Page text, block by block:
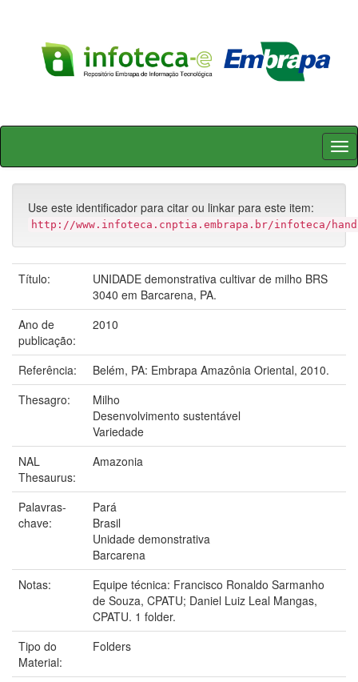
Skip
Use este identificador para citar ou linkar para este item:
http://www.infoteca.cnptia.embrapa.br/infoteca/
Título:
UNIDADE demonstrativa cultivar de milho BRS
3040 em Barcarena, PA.
Ano de
publicação:
2010
Referência:
Belém, PA: Embrapa Amazônia Oriental, 2010.
Thesagro:
Milho
Desenvolvimento sustentável
Variedade
NAL
Thesaurus:
Amazonia
Palavras-
chave:
Pará
Brasil
Unidade demonstrativa
Barcarena
Notas:
Equipe técnica: Francisco Ronaldo Sarmanho
de Souza, CPATU; Daniel Luiz Leal Mangas,
CPATU. 1 folder.
Tipo do
Material:
Folders